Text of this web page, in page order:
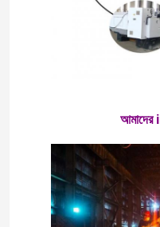
আমাদের